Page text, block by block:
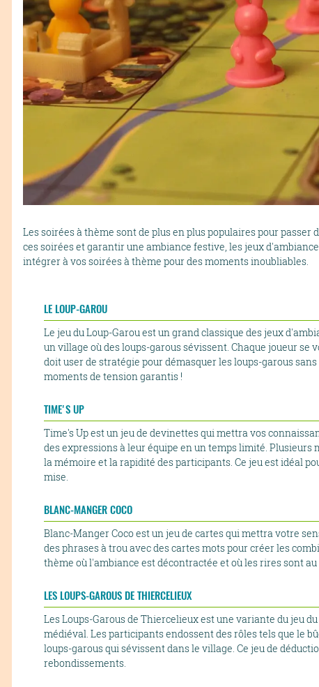
Les soirées à thème sont de plus en plus populaires pour
ces soirées et garantir une ambiance festive, les jeux
intégrer à vos soirées à thème pour des moments inoubliables.
LE LOUP-GAROU
Le jeu du Loup-Garou est un grand classique des jeux
un village où des loups-garous sévissent. Chaque joueur
doit user de stratégie pour démasquer les loups-garous
moments de tension garantis !
TIME'S UP
Time's Up est un jeu de devinettes qui mettra vos
des expressions à leur équipe en un temps limité.
la mémoire et la rapidité des participants. Ce jeu est idéal
mise.
BLANC-MANGER COCO
Blanc-Manger Coco est un jeu de cartes qui mettra votre
des phrases à trou avec des cartes mots pour créer les
thème où l'ambiance est décontractée et où les rires sont
LES LOUPS-GAROUS DE THIERCELIEUX
Les Loups-Garous de Thiercelieux est une variante du jeu
médiéval. Les participants endossent des rôles tels que le
loups-garous qui sévissent dans le village. Ce jeu de
rebondissements.